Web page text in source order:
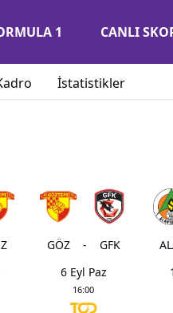
1 CANLI
İstatistikler
GÖZ -
GFK
6 Eyl Paz
16:00